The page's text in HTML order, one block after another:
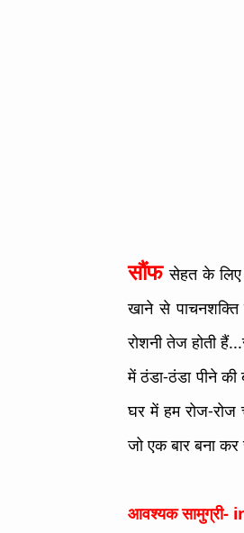
सौंफ सेहत के लिए
खाने से पाचनशक्ति
रोशनी तेज होती
में ठंडा-ठंडा पीने
घर में हम रोज-रोज
जो एक बार बना
आवश्यक